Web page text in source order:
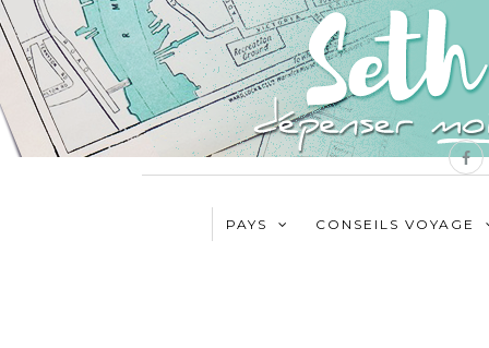
PAYS CONSEILS VOYAGE